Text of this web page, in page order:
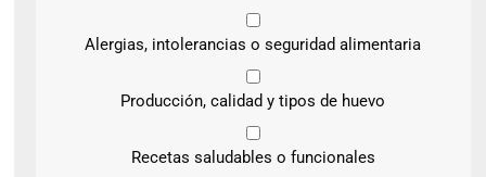
Alergias, intolerancias o seguridad alimentaria
Producción, calidad y tipos de huevo
Recetas saludables o funcionales